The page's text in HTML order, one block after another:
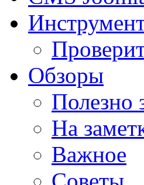
Обзоры
Полезно
На
Важное